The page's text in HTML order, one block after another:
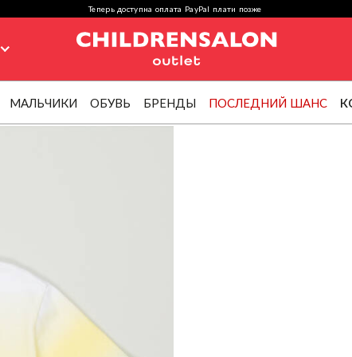
Теперь доступна оплата PayPal плати позже
МАЛЬЧИКИ ОБУВЬ БРЕНДЫ ПОСЛЕДНИЙ ШАНС